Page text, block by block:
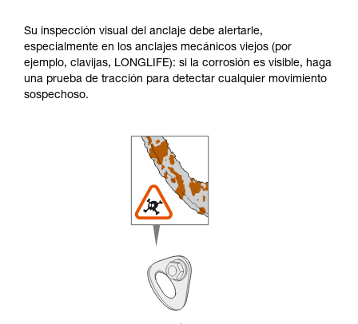
Su inspección visual del anclaje debe alertarle,
especialmente en los anclajes mecánicos viejos (por
ejemplo, clavijas, LONGLIFE): si la corrosión es visible, haga
una prueba de tracción para detectar cualquier movimiento
sospechoso.